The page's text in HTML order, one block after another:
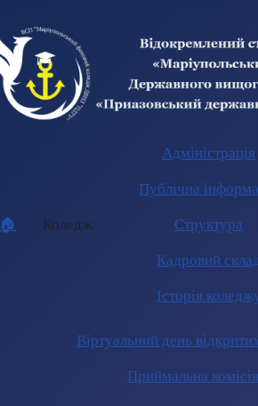
🏠︎ Коледж
Адміністрація
Публічна
Структура
Кадровий
Історія
Віртуальний день
Приймальна комісія